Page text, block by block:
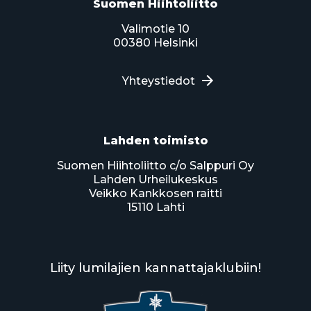
Suomen Hiihtoliitto
Valimotie 10
00380 Helsinki
Yhteystiedot
Lahden toimisto
Suomen Hiihtoliitto c/o Salppuri Oy
Lahden Urheilukeskus
Veikko Kankkosen raitti
15110 Lahti
Liity lumilajien kannattajaklubiin!